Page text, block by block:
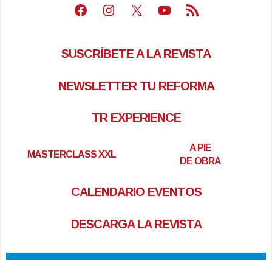
Facebook
Instagram
X Youtube
Feed RSS
SUSCRÍBETE A LA REVISTA
NEWSLETTER TU REFORMA
TR EXPERIENCE
MASTERCLASS XXL
A PIE
DE OBRA
CALENDARIO EVENTOS
DESCARGA LA REVISTA